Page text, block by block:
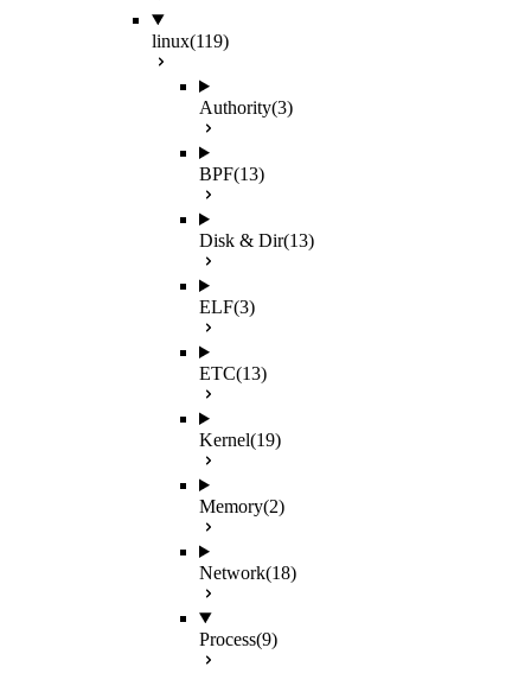
linux(119)
Authority(3)
BPF(13)
Disk & Dir(13)
ELF(3)
ETC(13)
Kernel(19)
Memory(2)
Network(18)
Process(9)